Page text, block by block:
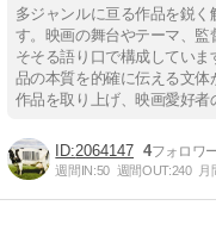
多ジャンルに亘る作品を鋭
す。映画の舞台やテーマ、
そそる語り口で構成してい
品の本質を的確に伝える文
作品を取り上げ、映画愛好者
2064147 4
週間IN:50 週間OUT:240 月